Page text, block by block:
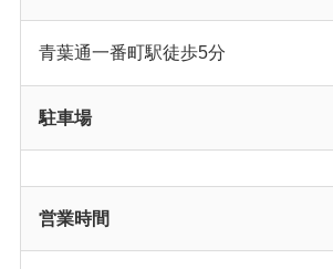
青葉通一番町駅徒歩5分
駐車場
営業時間